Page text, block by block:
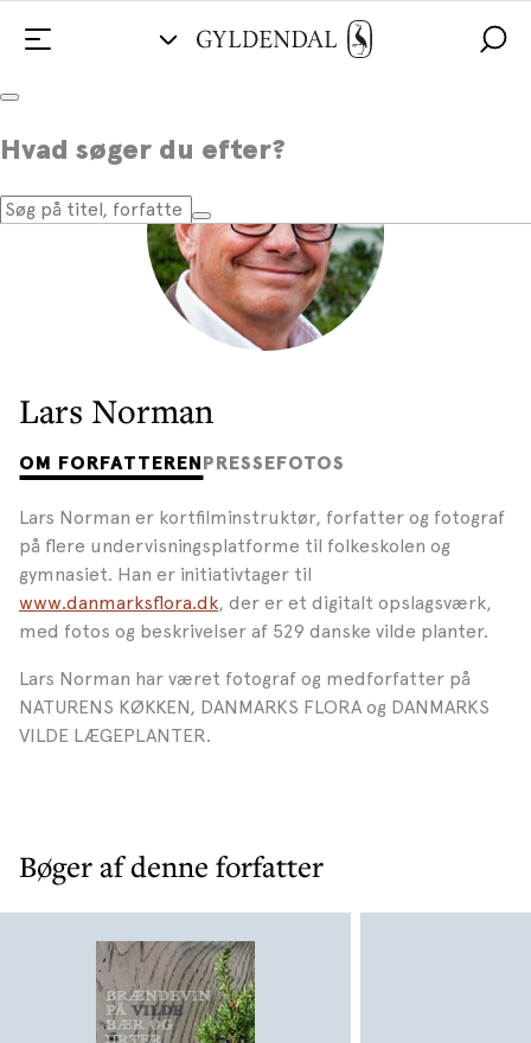
Hvad søger du efter?
Lars Norman
OM FORFATTERENPRESSEFOTOS
Lars Norman er kortfilminstruktør, forfatter og fotograf
på flere undervisningsplatforme til folkeskolen og
gymnasiet. Han er initiativtager til
www.danmarksflora.dk, der er et digitalt opslagsværk,
med fotos og beskrivelser af 529 danske vilde planter.
Lars Norman har været fotograf og medforfatter på
NATURENS KØKKEN, DANMARKS FLORA og DANMARKS
VILDE LÆGEPLANTER.
Bøger af denne forfatter